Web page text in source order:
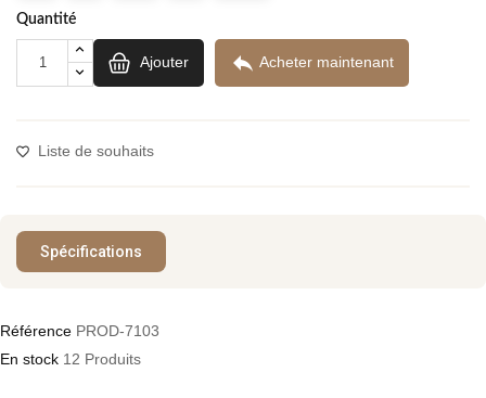
Quantité
Ajouter  Acheter maintenant
Liste de souhaits
Spécifications
Référence PROD-7103
En stock 12 Produits